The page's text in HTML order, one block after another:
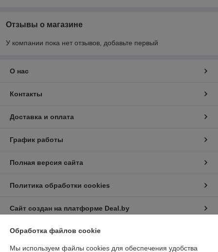
Отзывы о магазине
У компании пока нет отзывов, добавьте первый
О нас
Контакты
Доставка и оплата
График работы
Полная версия сайта
Политика обработки cookies
Сайт создан на платформе Deal.by
Обработка файлов cookie
Мы используем файлы cookies для обеспечения удобства